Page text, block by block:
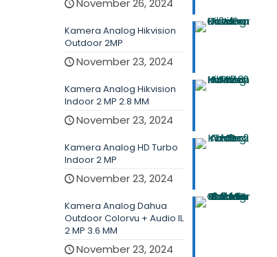
November 26, 2024
Kamera Analog Hikvision
Outdoor 2MP
November 23, 2024
Kamera Analog Hikvision
Indoor 2 MP 2.8 MM
November 23, 2024
Kamera Analog HD Turbo
Indoor 2 MP
November 23, 2024
Kamera Analog Dahua
Outdoor Colorvu + Audio IL
2 MP 3.6 MM
November 23, 2024